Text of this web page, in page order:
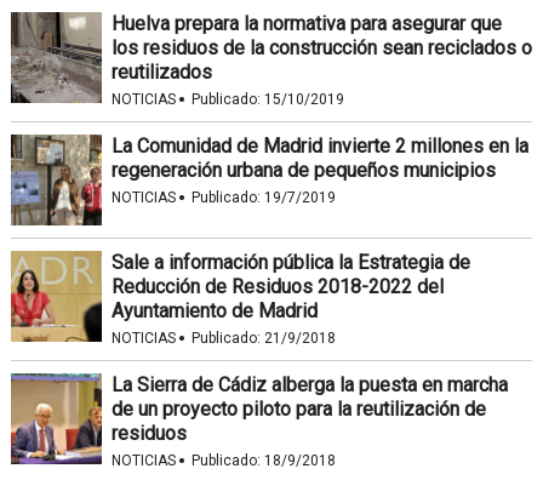
Huelva prepara la normativa para asegurar que
los residuos de la construcción sean reciclados o
reutilizados
NOTICIAS · Publicado: 15/10/2019
La Comunidad de Madrid invierte 2 millones en la
regeneración urbana de pequeños municipios
NOTICIAS · Publicado: 19/7/2019
Sale a información pública la Estrategia de
Reducción de Residuos 2018-2022 del
Ayuntamiento de Madrid
NOTICIAS · Publicado: 21/9/2018
La Sierra de Cádiz alberga la puesta en marcha
de un proyecto piloto para la reutilización de
residuos
NOTICIAS · Publicado: 18/9/2018